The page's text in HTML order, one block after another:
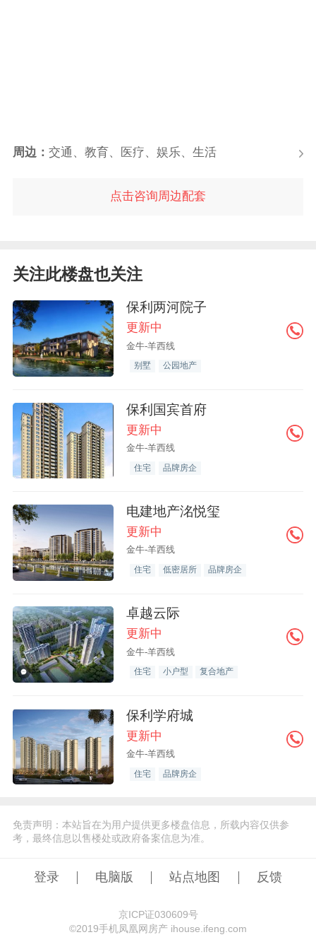
周边： 交通、教育、医疗、娱乐、生活
点击咨询周边配套
关注此楼盘也关注
保利两河院子
更新中
金牛-羊西线
别墅 公园地产
保利国宾首府
更新中
金牛-羊西线
住宅 品牌房企
电建地产洺悦玺
更新中
金牛-羊西线
住宅 低密居所 品牌房企
卓越云际
更新中
金牛-羊西线
住宅 小户型 复合地产
保利学府城
更新中
金牛-羊西线
住宅 品牌房企
免责声明：本站旨在为用户提供更多楼盘信息，所载内容仅供参
考，最终信息以售楼处或政府备案信息为准。
登录 电脑版 站点地图 反馈
京ICP证030609号
©️2019手机凤凰网房产 ihouse.ifeng.com